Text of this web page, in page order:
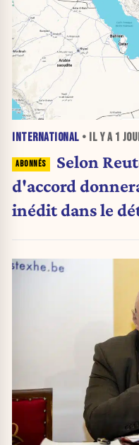
INTERNATIONAL • IL Y A 1
Selon
d'accord
inédit dans le